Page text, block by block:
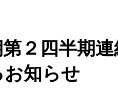
第２四半期
知らせ